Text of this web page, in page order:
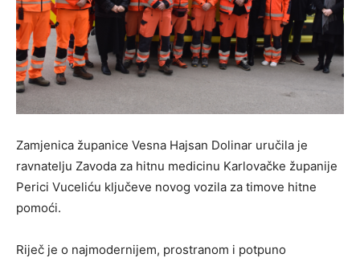
Zamjenica županice Vesna Hajsan Dolinar uručila je
ravnatelju Zavoda za hitnu medicinu Karlovačke županije
Perici Vuceliću ključeve novog vozila za timove hitne
pomoći.
Riječ je o najmodernijem, prostranom i potpuno